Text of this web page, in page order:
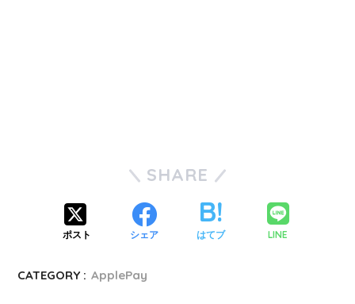
SHARE
ポスト シェア はてブ LINE
CATEGORY : ApplePay